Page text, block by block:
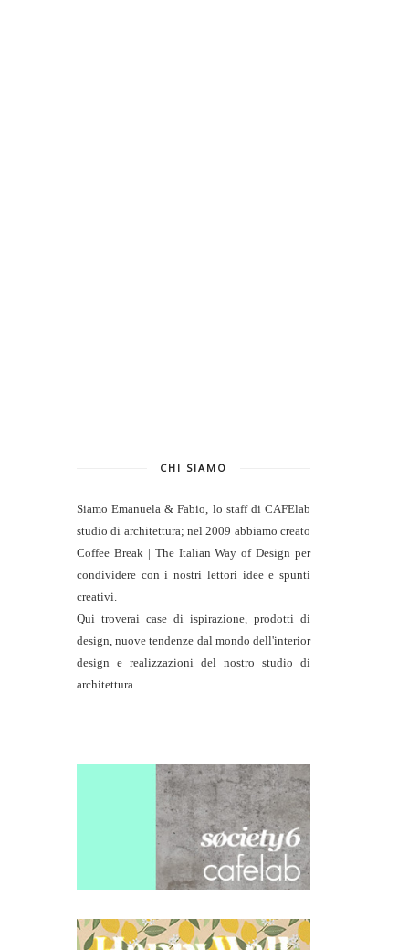
CHI SIAMO
Siamo Emanuela & Fabio, lo staff di CAFElab
studio di architettura; nel 2009 abbiamo creato
Coffee Break | The Italian Way of Design per
condividere con i nostri lettori idee e spunti
creativi.
Qui troverai case di ispirazione, prodotti di
design, nuove tendenze dal mondo dell'interior
design e realizzazioni del nostro studio di
architettura